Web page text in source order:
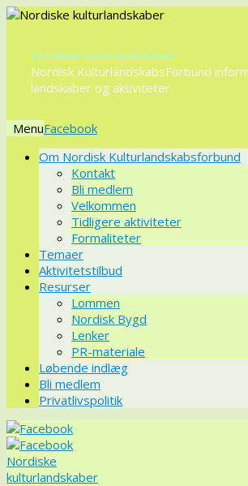
Nordiske kulturlandskaber
Nordisk KulturlandskabsForbund
landskaber og aktiviteter
Menu
VidereOm Nordisk Kulturlandskabsforbund
Kontakt
Bli medlem
Velkommen
Tidligere aktiviteter
Formaliteter
Temaer
Aktivitetstilbud
Resurser
Lommen
Nordisk Bygd
Lenker
PR-materiale
Løbende indlæg
Bli medlem
Privatlivspolitik
Nordiske
kulturlandskaber